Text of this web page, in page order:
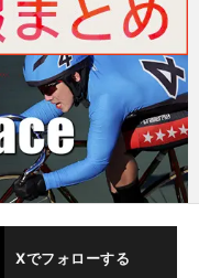
Xでフォローする